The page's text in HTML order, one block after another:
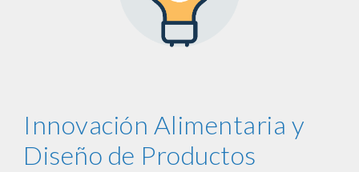
Innovación Alimentaria y
Diseño de Productos